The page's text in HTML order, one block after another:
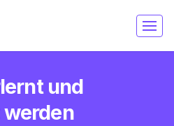
und